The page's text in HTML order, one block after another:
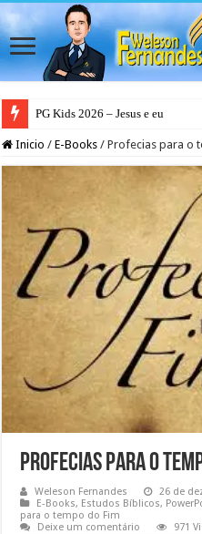
PG Kids 2026 – Jesus e eu
Inicio / E-Books / Profecias para o
Profecias para o
Weleson Fernandes
26 de
E-Books, Estudos Bíblicos,
para o tempo do Fim
Deixe um comentário
971